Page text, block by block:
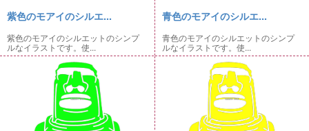
紫色のモアイのシルエ...
紫色のモアイのシルエットのシンプ
ルなイラストです。使...
青色のモアイのシルエ...
青色のモアイのシルエットのシンプ
ルなイラストです。使...